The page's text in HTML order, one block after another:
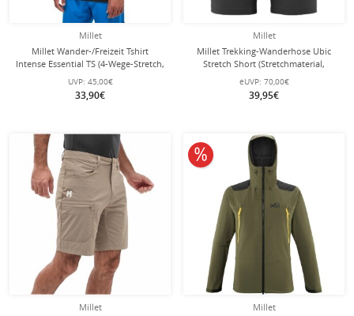
Millet
Millet Wander-/Freizeit Tshirt
Intense Essential TS (4-Wege-Stretch,
ultraleicht, schnelltrocknend)
schwarz Herren
UVP: 45,00€
33,90€
Millet
Millet Trekking-Wanderhose Ubic
Stretch Short (Stretchmaterial,
optimale Bewegungsfreiheit) kurz
schwarz Herren
eUVP: 70,00€
39,95€
Millet
Millet
10% reduziert